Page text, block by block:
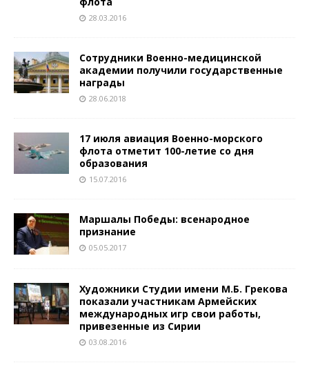
28.03.2016
Сотрудники Военно-медицинской
академии получили государственные
награды
28.06.2018
17 июля авиация Военно-морского
флота отметит 100-летие со дня
образования
15.07.2016
Маршалы Победы: всенародное
признание
05.05.2017
Художники Студии имени М.Б. Грекова
показали участникам Армейских
международных игр свои работы,
привезенные из Сирии
03.08.2016